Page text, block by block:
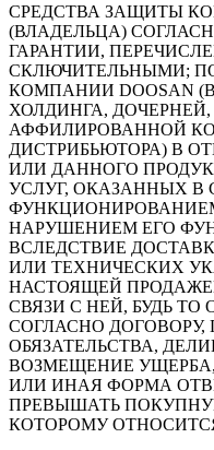
СРЕДСТВА ЗАЩИТЫ
(ВЛАДЕЛЬЦА)
ГАРАНТИИ,
СКЛЮЧИТЕЛЬНЫМИ;
КОМПАНИИ DOOSAN
ХОЛДИНГА,
АФФИЛИРОВАННОЙ
ДИСТРИБЬЮТОРА) В
ИЛИ ДАННОГО
УСЛУГ, ОКАЗАННЫХ В
НАРУШЕНИЕМ ЕГО
ВСЛЕДСТВИЕ
ИЛИ ТЕХНИЧЕСКИХ
НАСТОЯЩЕЙ
СВЯЗИ С НЕЙ, БУДЬ ТО
СОГЛАСНО ДОГОВОРУ,
ОБЯЗАТЕЛЬСТВА,
ВОЗМЕЩЕНИЕ
ИЛИ ИНАЯ ФОРМА
ПРЕВЫШАТЬ
КОТОРОМУ